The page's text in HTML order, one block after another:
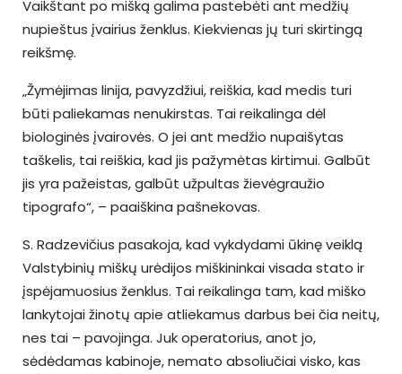
Vaikštant po mišką galima pastebėti ant medžių
nupieštus įvairius ženklus. Kiekvienas jų turi skirtingą
reikšmę.
„Žymėjimas linija, pavyzdžiui, reiškia, kad medis turi
būti paliekamas nenukirstas. Tai reikalinga dėl
biologinės įvairovės. O jei ant medžio nupaišytas
taškelis, tai reiškia, kad jis pažymėtas kirtimui. Galbūt
jis yra pažeistas, galbūt užpultas žievėgraužio
tipografo“, – paaiškina pašnekovas.
S. Radzevičius pasakoja, kad vykdydami ūkinę veiklą
Valstybinių miškų urėdijos miškininkai visada stato ir
įspėjamuosius ženklus. Tai reikalinga tam, kad miško
lankytojai žinotų apie atliekamus darbus bei čia neitų,
nes tai – pavojinga. Juk operatorius, anot jo,
sėdėdamas kabinoje, nemato absoliučiai visko, kas